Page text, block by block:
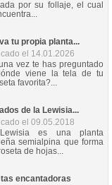
por su follaje, el cual
tu propia planta...
el 14.01.2026
vez te has preguntado
viene la tela de tu
favorita?...
de la Lewisia...
el 09.05.2018
es una planta
semialpina que forma
de hojas...
encantadoras